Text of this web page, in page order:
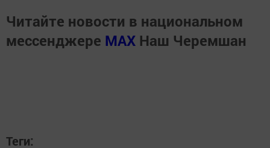
Читайте новости в национальном
мессенджере MАХ Наш Черемшан
Теги: